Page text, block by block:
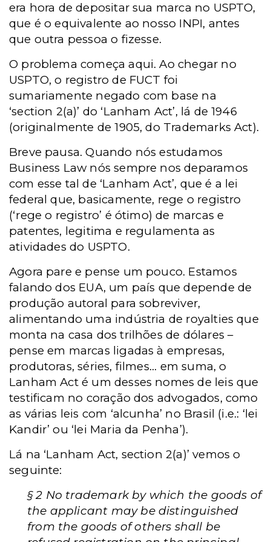
era hora de depositar sua marca no USPTO,
que é o equivalente ao nosso INPI, antes
que outra pessoa o fizesse.
O problema começa aqui. Ao chegar no
USPTO, o registro de FUCT foi
sumariamente negado com base na
‘section 2(a)’ do ‘Lanham Act’, lá de 1946
(originalmente de 1905, do Trademarks Act).
Breve pausa. Quando nós estudamos
Business Law nós sempre nos deparamos
com esse tal de ‘Lanham Act’, que é a lei
federal que, basicamente, rege o registro
(‘rege o registro’ é ótimo) de marcas e
patentes, legitima e regulamenta as
atividades do USPTO.
Agora pare e pense um pouco. Estamos
falando dos EUA, um país que depende de
produção autoral para sobreviver,
alimentando uma indústria de royalties que
monta na casa dos trilhões de dólares –
pense em marcas ligadas à empresas,
produtoras, séries, filmes... em suma, o
Lanham Act é um desses nomes de leis que
testificam no coração dos advogados, como
as várias leis com ‘alcunha’ no Brasil (i.e.: ‘lei
Kandir’ ou ‘lei Maria da Penha’).
Lá na ‘Lanham Act, section 2(a)’ vemos o
seguinte:
§ 2 No trademark by which the goods of
the applicant may be distinguished
from the goods of others shall be